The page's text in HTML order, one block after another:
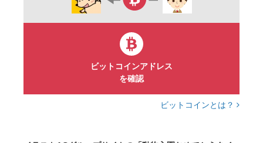
ビットコインアドレス
を確認
ビットコインとは？